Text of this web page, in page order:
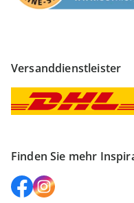
Versanddienstleister
Finden Sie mehr